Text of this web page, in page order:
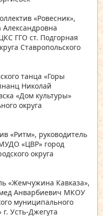
«Ровесник»,
ГГО ст. Подгорная
Ставропольского
танца «Горы
Николай
«Дом культуры»
округа
«Ритм», руководитель
«ЦВР» город
округа
«Жемчужина Кавказа»,
Анварбиевич МКОУ
муниципального
г. Усть-Джегута